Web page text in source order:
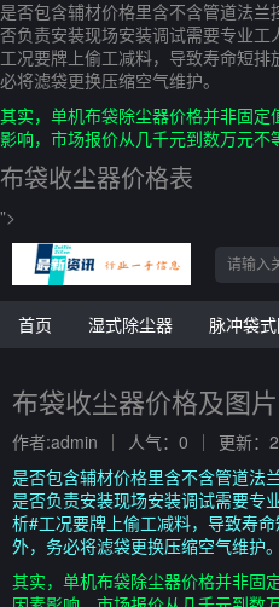
是否包含辅材价格里含不含管道法兰
否负责安装现场安装调试需要专业
工况要牌上偷工减料，导致寿命短
必将滤袋更换压缩空气维护。
其实，单机布袋除尘器价格并非固
影响，市场报价从几千元到数万元不
布袋收尘器价格表
">
首页 湿式除尘器 脉冲袋
布袋收尘器价格及图片
作者:admin 人气：0
更新：
是否包含辅材价格里含不含管道法
是否负责安装现场安装调试需要专
析#工况要牌上偷工减料，导致寿
外，务必将滤袋更换压缩空气维护。
其实，单机布袋除尘器价格并非固